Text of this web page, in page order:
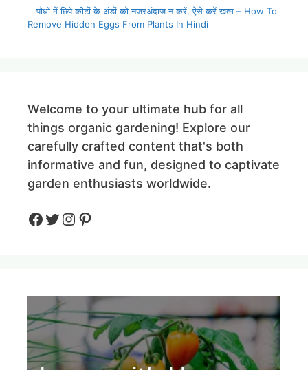
पौधों में छिपे कीटों के अंडों को नजरअंदाज न करें, ऐसे करें खत्म – How To
Remove Hidden Eggs From Plants In Hindi
Welcome to your ultimate hub for all
things organic gardening! Explore our
carefully crafted content that's both
informative and fun, designed to captivate
garden enthusiasts worldwide.
Facebook
Twitter
Instagram
Pinteres